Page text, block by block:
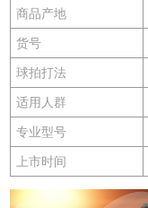
商品产地
货号
球拍打法
适用人群
专业型号
上市时间